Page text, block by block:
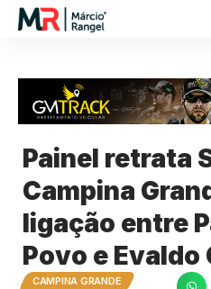
Painel retrata
Campina
ligação entre
Povo e Evaldo
CAMPINA GRANDE